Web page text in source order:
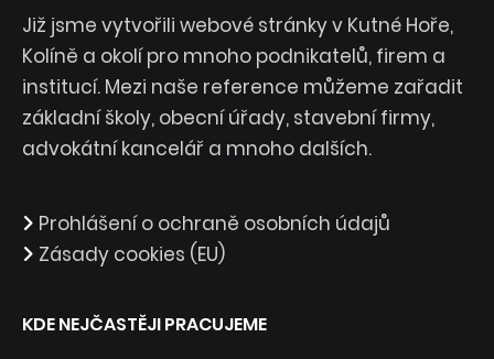
Již jsme vytvořili webové stránky v Kutné Hoře,
Kolíně a okolí pro mnoho podnikatelů, firem a
institucí. Mezi naše reference můžeme zařadit
základní školy, obecní úřady, stavební firmy,
advokátní kancelář a mnoho dalších.
Prohlášení o ochraně osobních údajů
Zásady cookies (EU)
KDE NEJČASTĚJI PRACUJEME